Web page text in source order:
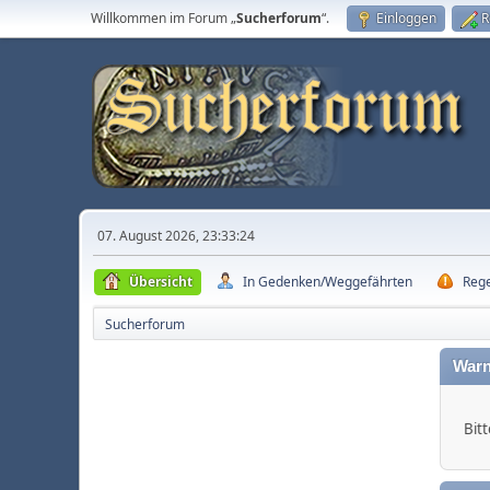
Willkommen im Forum „Sucherforum“. Einloggen
07. August 2026, 23:33:24
Übersicht In Gedenken/Weggefährten
Sucherforum